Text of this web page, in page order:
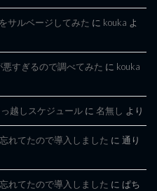
サルベージしてみた に kouka よ
すぎるので調べてみた に kouka
越しスケジュール に 名無し より
れてたので導入しました に 通り
れてたので導入しました に ぱち